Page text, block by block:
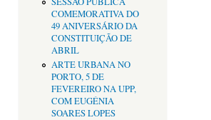
COMEMORATIVA DO
49 ANIVERSÁRIO DA
CONSTITUIÇÃO DE
ABRIL
ARTE URBANA NO
PORTO, 5 DE
FEVEREIRO NA UPP,
COM EUGÉNIA
SOARES LOPES